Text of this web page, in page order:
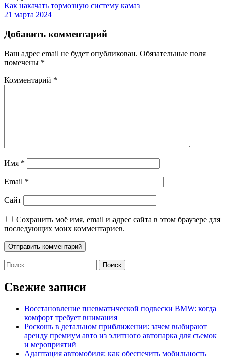
Как накачать тормозную систему камаз
21 марта 2024
Добавить комментарий
Ваш адрес email не будет опубликован. Обязательные поля
помечены *
Комментарий *
Имя *
Email *
Сайт
Сохранить моё имя, email и адрес сайта в этом браузере для
последующих моих комментариев.
Найти:
Свежие записи
Восстановление пневматической подвески BMW: когда
комфорт требует внимания
Роскошь в детальном приближении: зачем выбирают
аренду премиум авто из элитного автопарка для съемок
и мероприятий
Адаптация автомобиля: как обеспечить мобильность